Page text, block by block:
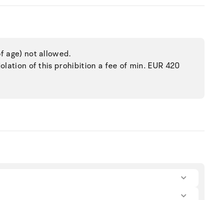
age) not allowed.
of this prohibition a fee of min. EUR 420